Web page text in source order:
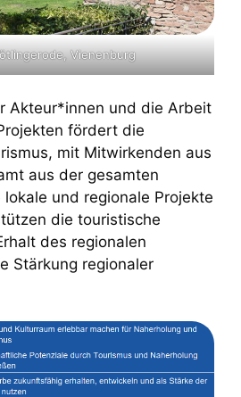
Vienenburg
Akteur*innen und die Arbeit
fördert die
mit Mitwirkenden aus
aus der gesamten
lokale und regionale Projekte
die touristische
des regionalen
Stärkung regionaler